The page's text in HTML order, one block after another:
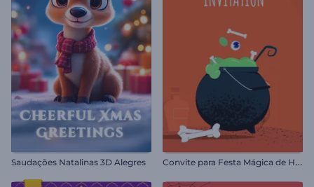
Saudações Natalinas 3D Alegres C
onvite para Festa Mágica de Halloween